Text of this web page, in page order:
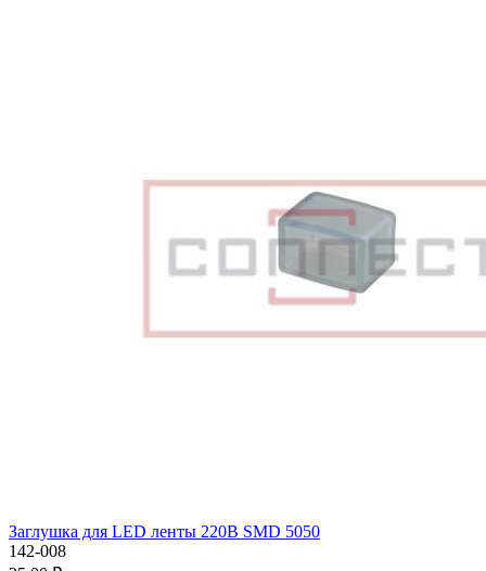
Заглушка для LED ленты 220В SMD 5050
142-008